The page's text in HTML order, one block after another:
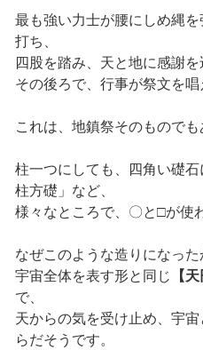
最も強い力士が腰にしめ縄
打ち、
四股を踏み、天と地に感謝を
その後ろで、行事が祭文を唱
これは、地鎮祭そのものでも
柱一つにしても、四角い礎
柱方礎」など、
様々なところで、〇と□が使
なぜこのような造りになった
宇宙全体を表す形と同じ
【
で、
天からの気を受け止め、宇
らだそうです。